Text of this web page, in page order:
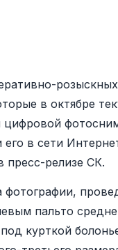
в октябре
цифровой
его в сети
пресс-релизе СК.
фотографии,
пальто
курткой